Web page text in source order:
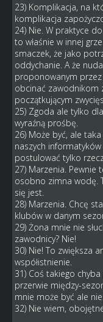
23) Komplikacja, na
komplikacja
24) Nie. W praktyce
to właśnie w innej
smaczek, że jako
oddychanie. A że
proponowanym
obcinać zawodnikom
początkującym
25) Zgoda ale tylko
wyraźną prośbę.
26) Może być, ale
naszych
postulować tylko
27) Marzenia. Pewnie
osobno zimna wodę.
się jest.
28) Marzenia. Chcę
klubów w danym
29) Żona mnie nie
zawodnicy? Nie!
30) Nie! To zwiększa
współistnienie.
31) Coś takiego
przerwie między-
mnie może być ale
32) Nie wiem,